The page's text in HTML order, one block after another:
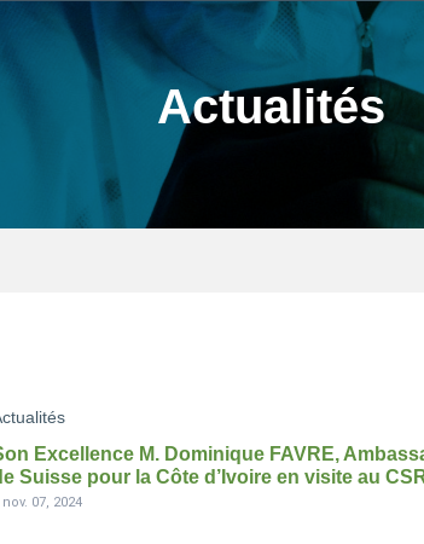
Actualités
Excellence M. Dominique FAVRE,
Suisse pour la Côte d’Ivoire en visite au
nov. 07, 2024